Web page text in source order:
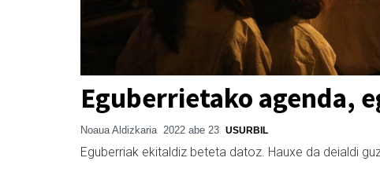
Eguberrietako agenda,
Noaua Aldizkaria 2022 abe 23 USURBIL
Eguberriak ekitaldiz beteta datoz. Hauxe da deialdi